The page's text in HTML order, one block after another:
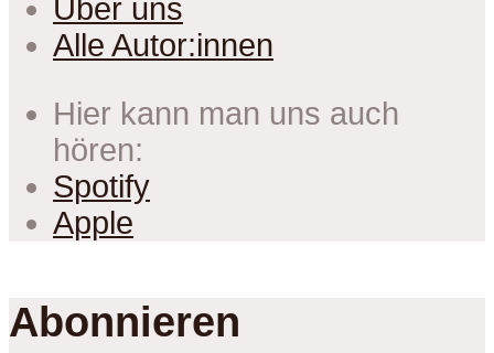
Über uns
Alle Autor:innen
Hier kann man uns auch
hören:
Spotify
Apple
Abonnieren